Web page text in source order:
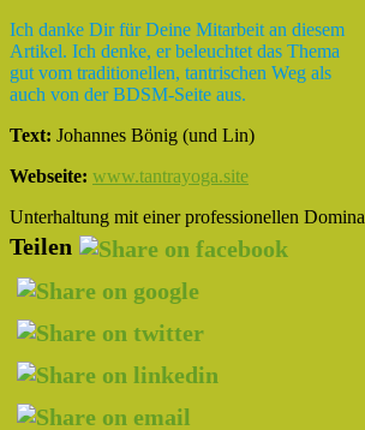
Ich danke Dir für Deine Mitarbeit an diesem
Artikel. Ich denke, er beleuchtet das Thema
gut vom traditionellen, tantrischen Weg als
auch von der BDSM-Seite aus.
Text: Johannes Bönig (und Lin)
Webseite: www.tantrayoga.site
Unterhaltung mit einer professionellen Domina
Teilen